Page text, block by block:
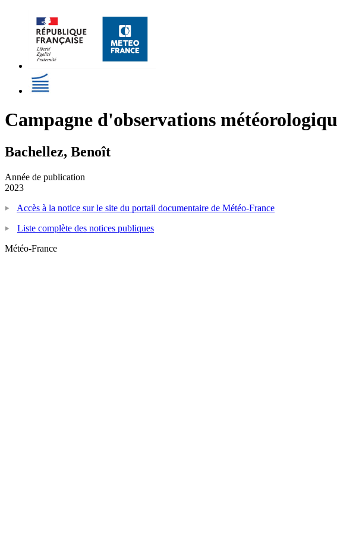
Campagne d'observations
Bachellez, Benoît
Année de publication
2023
Accès à la notice sur le site du portail documentaire de Météo-France
Liste complète des notices publiques
Météo-France